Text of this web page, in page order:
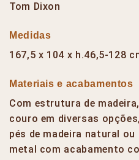
Tom Dixon
Medidas
167,5 x 104 x h.46,5-128
Materiais e acabamentos
Com estrutura de
couro em diversas
pés de madeira natural
metal com acabamento